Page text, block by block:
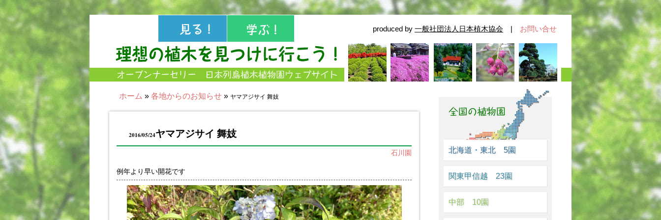
produced by 一般社団法人日本植木協会 | お問い合せ
ホーム » 各地からのお知らせ » ヤマアジサイ 舞妓
2016/05/24ヤマアジサイ 舞妓
石川園
例年より早い開花です
北海道・東北 5園
関東甲信越 23園
中部 10園